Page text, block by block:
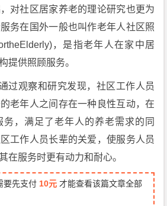
对社区居家养老的理论研究也更为
务在国外一般也叫作老年人社区照
，是指老年人在家中居
提供照顾服务。
过观察和研究发现，社区工作人员
老年人之间存在一种良性互动，在
，满足了老年人的养老需求的同
工作人员长辈的关爱，使服务人员
在服务时更有动力和耐心。
要先支付 10元 才能查看该篇文章全部